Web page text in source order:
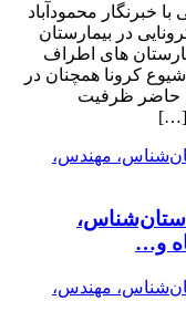
خبرنگار محمودآباد
حال حاضر 50 بیمار کرونایی در بیمارستان
نیز در بیمارستان های اطراف
کرونا همچنان در
حاضر ظرفیت
[…]
و…